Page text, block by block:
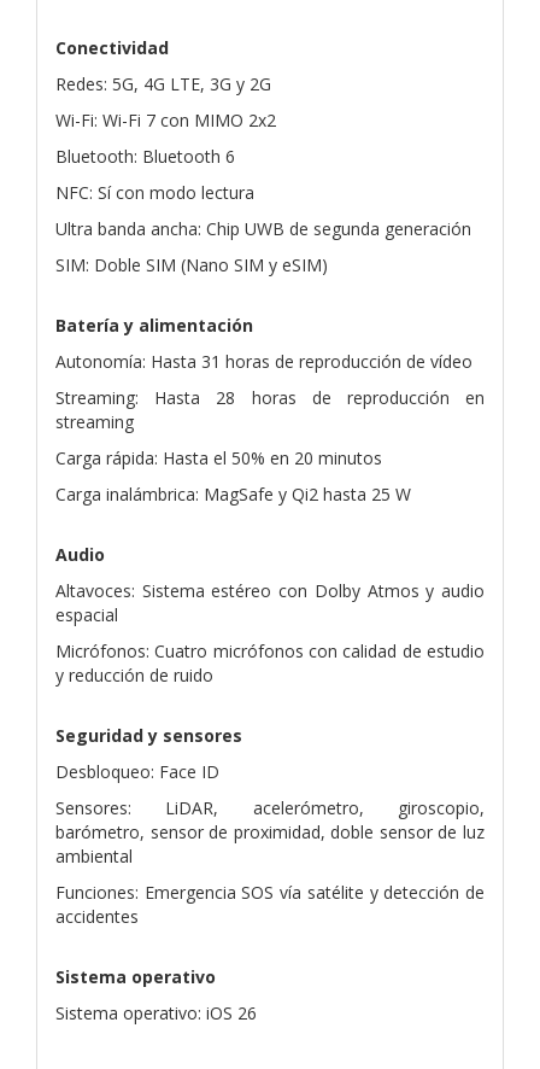
Conectividad
Redes: 5G, 4G LTE, 3G y 2G
Wi-Fi: Wi-Fi 7 con MIMO 2x2
Bluetooth: Bluetooth 6
NFC: Sí con modo lectura
Ultra banda ancha: Chip UWB de segunda generación
SIM: Doble SIM (Nano SIM y eSIM)
Batería y alimentación
Autonomía: Hasta 31 horas de reproducción de vídeo
Streaming: Hasta 28 horas de reproducción en
streaming
Carga rápida: Hasta el 50% en 20 minutos
Carga inalámbrica: MagSafe y Qi2 hasta 25 W
Audio
Altavoces: Sistema estéreo con Dolby Atmos y audio
espacial
Micrófonos: Cuatro micrófonos con calidad de estudio
y reducción de ruido
Seguridad y sensores
Desbloqueo: Face ID
Sensores: LiDAR, acelerómetro, giroscopio,
barómetro, sensor de proximidad, doble sensor de luz
ambiental
Funciones: Emergencia SOS vía satélite y detección de
accidentes
Sistema operativo
Sistema operativo: iOS 26